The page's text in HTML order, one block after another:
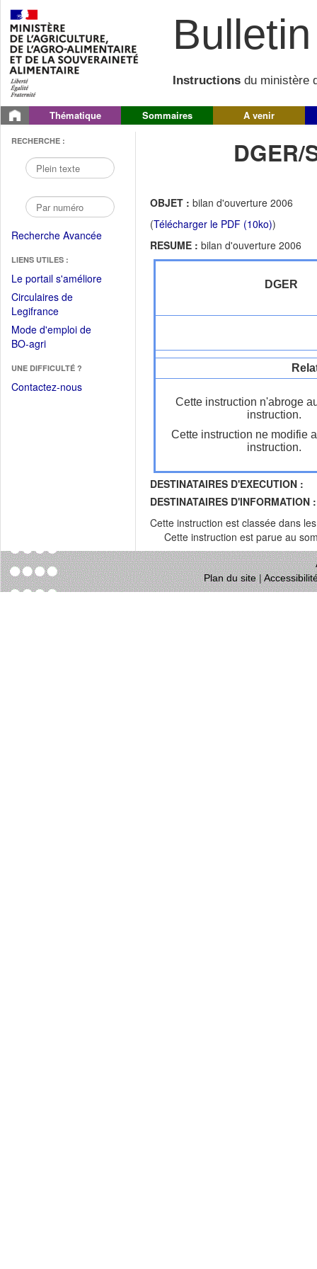
Instructions du ministère
Thématique Sommaires A venir
RECHERCHE :
Recherche Avancée
LIENS UTILES :
Le portail s'améliore(Fichier
Circulaires de
Legifrance(Ouvrir
dans
une
fenêtre)
Mode d'emploi de
BO-agri(Ouvrir
une
nouvelle
UNE DIFFICULTÉ ?
Contactez-nous
DGER/
OBJET : bilan d'ouverture 2006
(Télécharger le PDF (10ko))
RESUME : bilan d'ouverture 2006
DGER
Cette instruction n'abroge
instruction.
Cette instruction ne modifie
instruction.
DESTINATAIRES D'EXECUTION :
DESTINATAIRES D'INFORMATION :
Cette instruction est classée dans
Cette instruction est parue au
Plan du site|